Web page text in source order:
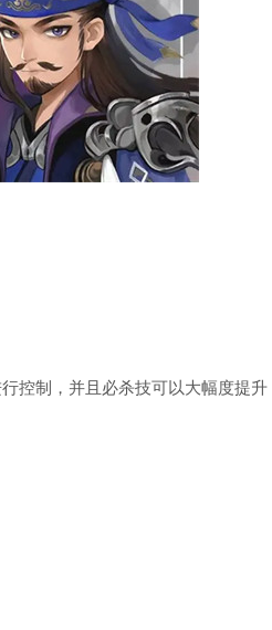
控制，并且必杀技可以大幅度提升